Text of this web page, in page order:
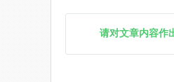
请对文章内容作